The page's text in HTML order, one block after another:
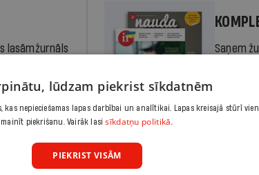
lasāmžurnāls
Abonēt
Saņem
pilnu
Cena
lūdzam piekrist sīkdatnēm
kas nepieciešamas lapas darbībai un analītikai. Lapas kreisajā stūrī
mainīt piekrišanu. Vairāk lasisīkdatņu politikā.
PIEKRIST VISĀM